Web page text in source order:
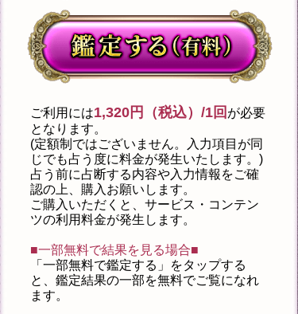
ご利用には1,320円（税込）/1回 が必要
となります。
(定額制ではございません。入力項目が同
じでも占う度に料金が発生いたします。)
占う前に占断する内容や入力情報をご確
認の上、購入お願いします。
ご購入いただくと、サービス・コンテン
ツの利用料金が発生します。
■一部無料で結果を見る場合■
「一部無料で鑑定する」をタップする
と、鑑定結果の一部を無料でご覧になれ
ます。